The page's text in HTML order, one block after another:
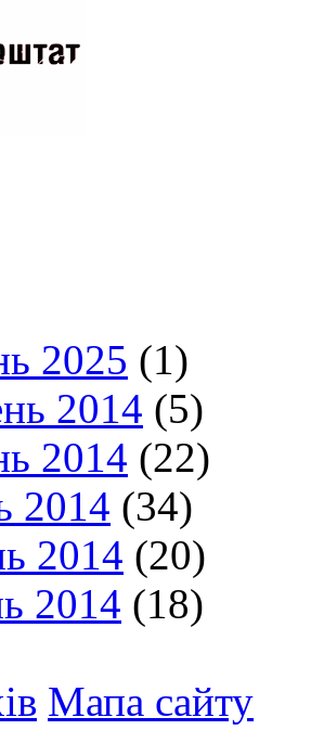
2025 (1)
2014 (5)
2014 (22)
2014 (34)
2014 (20)
2014 (18)
Мапа сайту